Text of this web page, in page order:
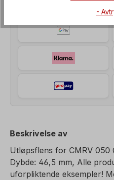
Beskrivelse av
Utløpsflens for CMRV
Dybde: 46,5 mm, Alle
uforpliktende eksempler!
-